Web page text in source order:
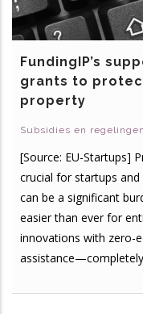
FundingIP’s
grants to
property
Subsidies en regelingen
[Source: EU-Startups]
crucial for startups
can be a significant
easier than ever for
innovations with zero-